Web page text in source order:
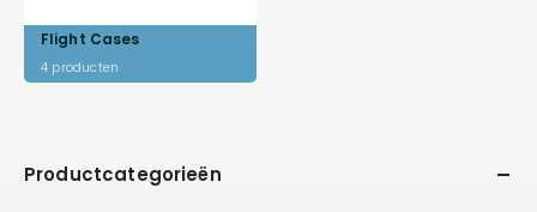
Flight Cases
4 producten
Productcategorieën